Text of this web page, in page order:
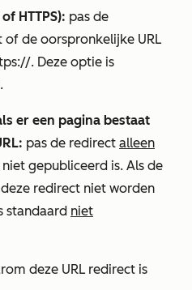
HTTPS): pas de
de oorspronkelijke URL
. Deze optie is
er een pagina bestaat
pas de redirect alleen
gepubliceerd is. Als de
redirect niet worden
standaard niet
deze URL redirect is